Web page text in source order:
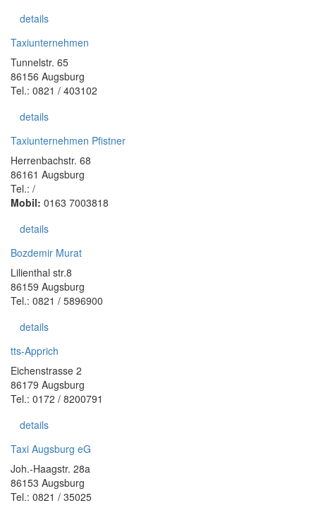
details
Taxiunternehmen
Tunnelstr. 65
86156 Augsburg
Tel.: 0821 / 403102
details
Taxiunternehmen Pfistner
Herrenbachstr. 68
86161 Augsburg
Tel.: /
Mobil: 0163 7003818
details
Bozdemir Murat
Lilienthal str.8
86159 Augsburg
Tel.: 0821 / 5896900
details
tts-Apprich
Eichenstrasse 2
86179 Augsburg
Tel.: 0172 / 8200791
details
Taxi Augsburg eG
Joh.-Haagstr. 28a
86153 Augsburg
Tel.: 0821 / 35025